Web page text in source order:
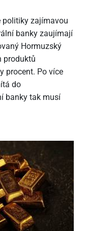
politiky zajímavou
banky zaujímají
Hormuzský
produktů
procent. Po více
do
banky tak musí